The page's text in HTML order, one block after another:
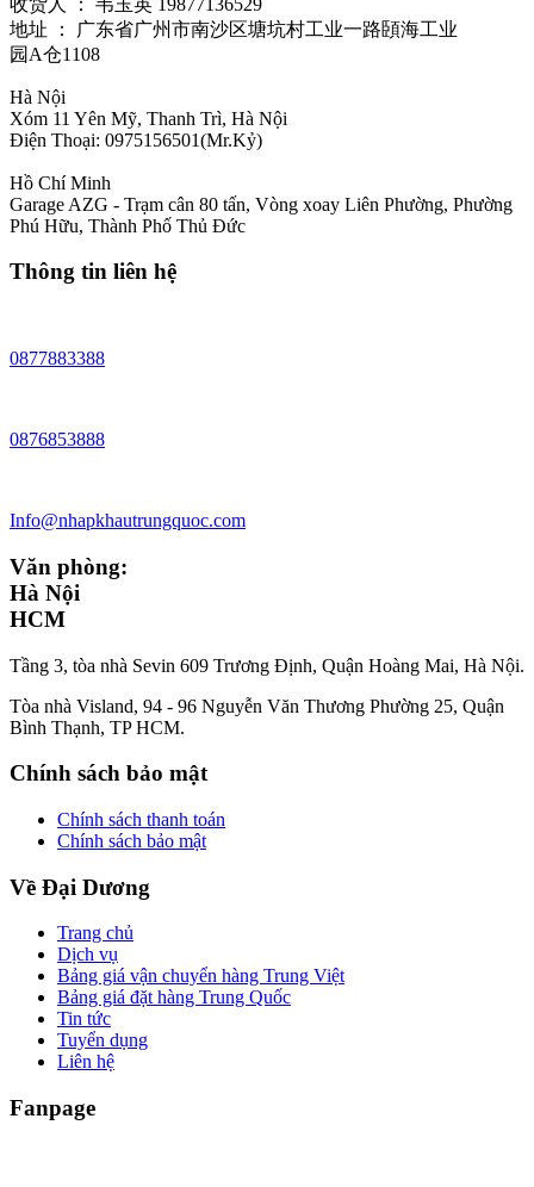
地址 ： 广东省广州市南沙区塘坑村工业一路頣海工业
园A仓1108
Hà Nội
Xóm 11 Yên Mỹ, Thanh Trì, Hà Nội
Điện Thoại: 0975156501(Mr.Kỷ)
Hồ Chí Minh
Garage AZG - Trạm cân 80 tấn, Vòng xoay Liên Phường, Phường
Phú Hữu, Thành Phố Thủ Đức
Thông tin liên hệ
0877883388
0876853888
Info@nhapkhautrungquoc.com
Văn phòng:
Hà Nội
HCM
Tầng 3, tòa nhà Sevin 609 Trương Định, Quận Hoàng Mai, Hà Nội.
Tòa nhà Visland, 94 - 96 Nguyễn Văn Thương Phường 25, Quận
Bình Thạnh, TP HCM.
Chính sách bảo mật
Chính sách thanh toán
Chính sách bảo mật
Về Đại Dương
Trang chủ
Dịch vụ
Bảng giá vận chuyển hàng Trung Việt
Bảng giá đặt hàng Trung Quốc
Tin tức
Tuyển dụng
Liên hệ
Fanpage